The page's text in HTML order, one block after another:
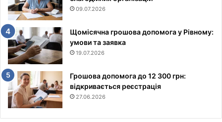
09.07.2026
Щомісячна грошова допомога у Рівному:
умови та заявка
19.07.2026
Грошова допомога до 12 300 грн:
відкривається реєстрація
27.06.2026